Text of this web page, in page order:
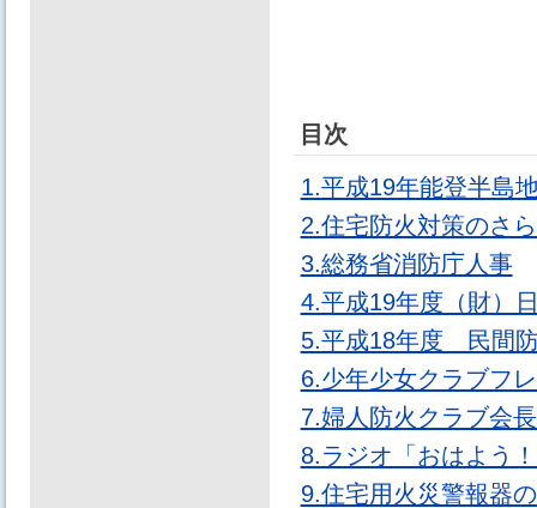
目次
1.平成19年能登半島
2.住宅防火対策のさ
3.総務省消防庁人事
4.平成19年度（財）
5.平成18年度 民間
6.少年少女クラブフ
7.婦人防火クラブ会
8.ラジオ「おはよう
9.住宅用火災警報器